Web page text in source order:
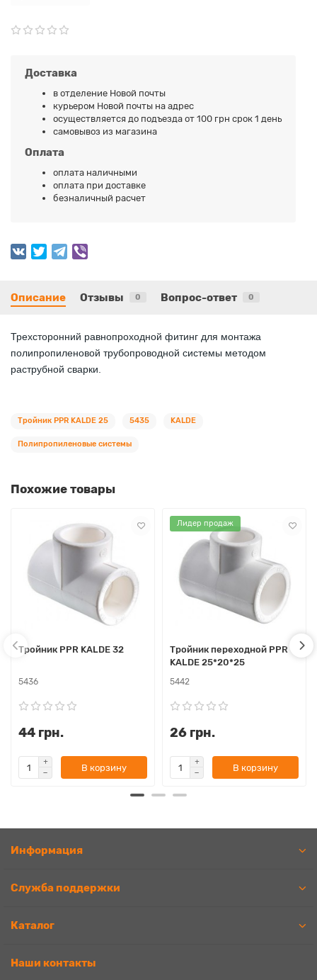
Доставка
в отделение Новой почты
курьером Новой почты на адрес
осуществляется до подъезда от 100 грн срок 1 день
самовывоз из магазина
Оплата
оплата наличными
оплата при доставке
безналичный расчет
Описание Отзывы 0 Вопрос-ответ 0
Трехсторонний равнопроходной фитинг для монтажа
полипропиленовой трубопроводной системы методом
раструбной сварки.
Тройник PPR KALDE 25 5435 KALDE
Полипропиленовые системы
Похожие товары
Тройник PPR KALDE 32
5436
44 грн.
В корзину
Лидер продаж
Тройник переходной PPR
KALDE 25*20*25
5442
26 грн.
В корзину
Информация
Служба поддержки
Каталог
Наши контакты